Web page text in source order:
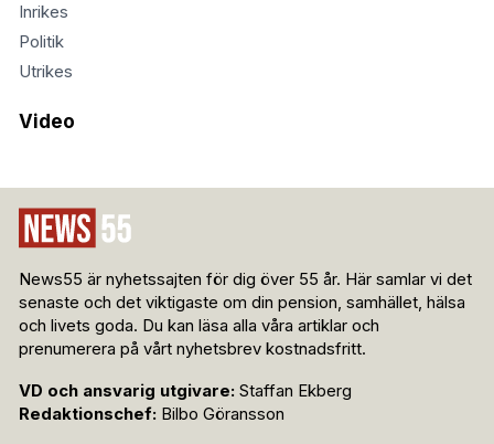
Inrikes
Politik
Utrikes
Video
News55 är nyhetssajten för dig över 55 år. Här samlar vi det
senaste och det viktigaste om din pension, samhället, hälsa
och livets goda. Du kan läsa alla våra artiklar och
prenumerera på vårt nyhetsbrev kostnadsfritt.
VD och ansvarig utgivare: Staffan Ekberg
Redaktionschef: Bilbo Göransson